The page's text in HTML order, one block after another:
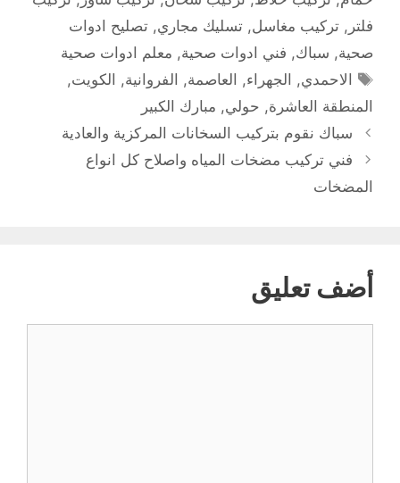
فلتر , تركيب مغاسل, تسليك مجاري, تصليح ادوات
صحية, سباك, فني ادوات صحية, معلم ادوات صحية
الوسوم
الاحمدي, الجهراء, العاصمة, الفروانية, الكويت,
المنطقة العاشرة, حولي, مبارك الكبير
سباك نقوم بتركيب السخانات المركزية والعادية
فني تركيب مضخات المياه واصلاح كل انواع
المضخات
أضف تعليق